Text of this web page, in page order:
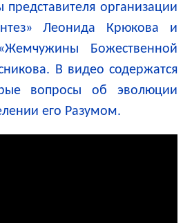
представителя организации
Леонида Крюкова и
Божественной
В видео содержатся
вопросы об эволюции
его Разумом.